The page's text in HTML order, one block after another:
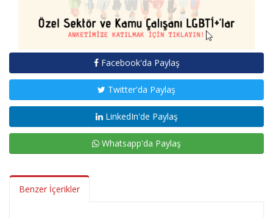
Facebook'da Paylaş
Twitter'da Paylaş
LinkedIn'de Paylaş
Whatsapp'da Paylaş
Benzer İçerikler